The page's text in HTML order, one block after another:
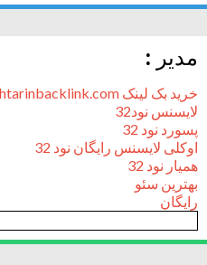
مدیر :
خرید بک لینک behtarinbacklink.com
لایسنس نود32
پسورد نود 32
اوکلی لایسنس رایگان نود 32
همیار نود 32
بهترین سئو
رایگان